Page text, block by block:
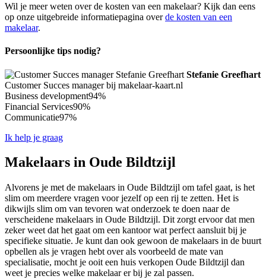
Wil je meer weten over de kosten van een makelaar? Kijk dan eens
op onze uitgebreide informatiepagina overde kosten van een
makelaar.
Persoonlijke tips nodig?
Stefanie Greefhart
Customer Succes manager bij makelaar-kaart.nl
Business development94%
Financial Services90%
Communicatie97%
Ik help je graag
Makelaars in Oude Bildtzijl
Alvorens je met de makelaars in Oude Bildtzijl om tafel gaat, is het
slim om meerdere vragen voor jezelf op een rij te zetten. Het is
dikwijls slim om van tevoren wat onderzoek te doen naar de
verscheidene makelaars in Oude Bildtzijl. Dit zorgt ervoor dat men
zeker weet dat het gaat om een kantoor wat perfect aansluit bij je
specifieke situatie. Je kunt dan ook gewoon de makelaars in de buurt
opbellen als je vragen hebt over als voorbeeld de mate van
specialisatie, mocht je ooit een huis verkopen Oude Bildtzijl dan
weet je precies welke makelaar er bij je zal passen.